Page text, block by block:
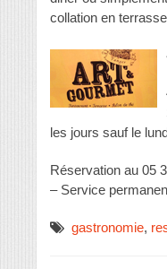
collation en
les jours sauf le
Réservation au 05
– Service
gastronomie,